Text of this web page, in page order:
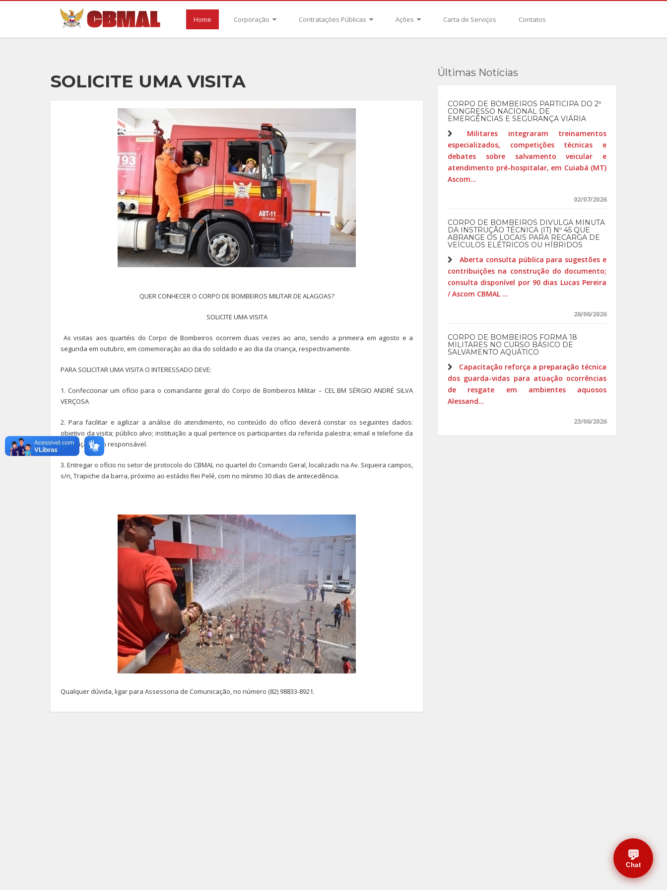
Home Corporação Contratações Públicas Ações Carta de Serviços Contatos
SOLICITE UMA VISITA
QUER CONHECER O CORPO DE BOMBEIROS MILITAR DE ALAGOAS?
SOLICITE UMA VISITA
As visitas aos quartéis do Corpo de Bombeiros ocorrem duas vezes ao ano, sendo a primeira em agosto e a
segunda em outubro, em comemoração ao dia do soldado e ao dia da criança, respectivamente.
PARA SOLICITAR UMA VISITA O INTERESSADO DEVE:
1. Confeccionar um ofício para o comandante geral do Corpo de Bombeiros Militar – CEL BM SÉRGIO ANDRÉ SILVA
VERÇOSA
2. Para facilitar e agilizar a análise do atendimento, no conteúdo do ofício deverá constar os seguintes dados:
objetivo da visita; público alvo; instituição a qual pertence os participantes da referida palestra; email e telefone da
instituição e do responsável.
3. Entregar o ofício no setor de protocolo do CBMAL no quartel do Comando Geral, localizado na Av. Siqueira campos,
s/n, Trapiche da barra, próximo ao estádio Rei Pelé, com no mínimo 30 dias de antecedência.
Qualquer dúvida, ligar para Assessoria de Comunicação, no número (82) 98833-8921.
Últimas Notícias
CORPO DE BOMBEIROS PARTICIPA DO 2º
CONGRESSO NACIONAL DE
EMERGÊNCIAS E SEGURANÇA VIÁRIA
Militares integraram treinamentos
especializados, competições técnicas e
debates sobre salvamento veicular e
atendimento pré-hospitalar, em Cuiabá (MT)
Ascom...
02/07/2026
CORPO DE BOMBEIROS DIVULGA MINUTA
DA INSTRUÇÃO TÉCNICA (IT) Nº 45 QUE
ABRANGE OS LOCAIS PARA RECARGA DE
VEÍCULOS ELÉTRICOS OU HÍBRIDOS
Aberta consulta pública para sugestões e
contribuições na construção do documento;
consulta disponível por 90 dias Lucas Pereira
/ Ascom CBMAL ...
26/06/2026
CORPO DE BOMBEIROS FORMA 18
MILITARES NO CURSO BÁSICO DE
SALVAMENTO AQUÁTICO
Capacitação reforça a preparação técnica
dos guarda-vidas para atuação ocorrências
de resgate em ambientes aquosos
Alessand...
23/06/2026
💬
Chat